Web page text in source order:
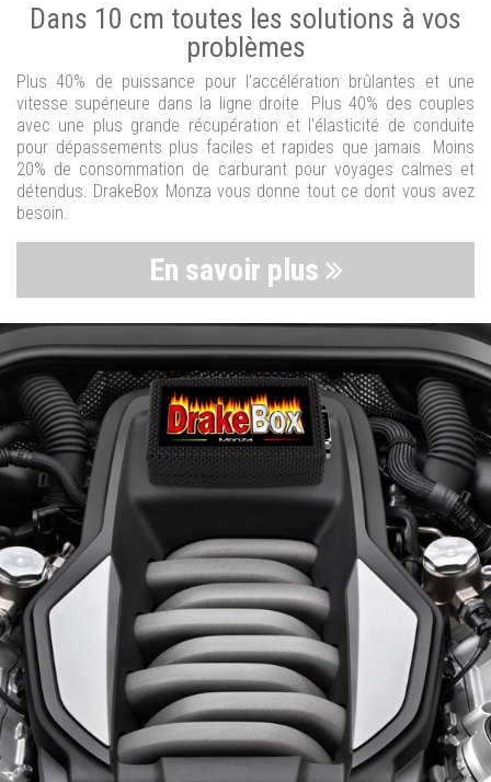
Dans 10 cm toutes les solutions à vos
problèmes
Plus 40% de puissance pour l'accélération brûlantes et une
vitesse supérieure dans la ligne droite. Plus 40% des couples
avec une plus grande récupération et l'élasticité de conduite
pour dépassements plus faciles et rapides que jamais. Moins
20% de consommation de carburant pour voyages calmes et
détendus. DrakeBox Monza vous donne tout ce dont vous avez
besoin.
En savoir plus